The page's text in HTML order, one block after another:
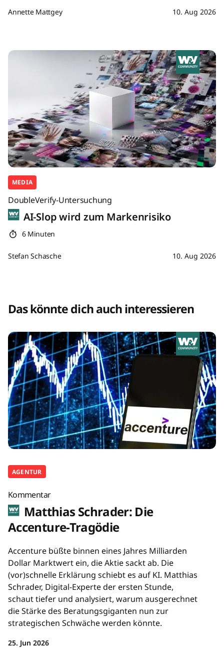
Annette Mattgey 10. Aug 2026
MEDIA
DoubleVerify-Untersuchung
AI-Slop wird zum Markenrisiko
6 Minuten
Stefan Schasche 10. Aug 2026
Das könnte dich auch interessieren
AGENTUR
Kommentar
Matthias Schrader: Die
Accenture-Tragödie
Accenture büßte binnen eines Jahres Milliarden
Dollar Marktwert ein, die Aktie sackt ab. Die
(vor)schnelle Erklärung schiebt es auf KI. Matthias
Schrader, Digital-Experte der ersten Stunde,
schaut tiefer und analysiert, warum ausgerechnet
die Stärke des Beratungsgiganten nun zur
strategischen Schwäche werden könnte.
25. Jun 2026